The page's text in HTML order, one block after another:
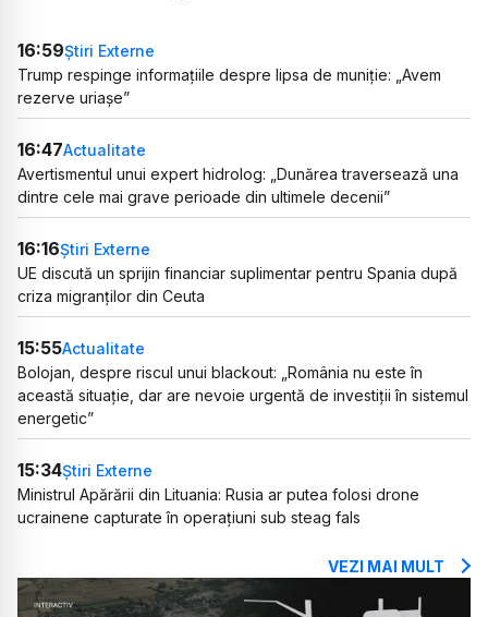
16:59Știri Externe
Trump respinge informațiile despre lipsa de muniție: „Avem
rezerve uriașe”
16:47Actualitate
Avertismentul unui expert hidrolog: „Dunărea traversează una
dintre cele mai grave perioade din ultimele decenii”
16:16Știri Externe
UE discută un sprijin financiar suplimentar pentru Spania după
criza migranților din Ceuta
15:55Actualitate
Bolojan, despre riscul unui blackout: „România nu este în
această situație, dar are nevoie urgentă de investiții în sistemul
energetic”
15:34Știri Externe
Ministrul Apărării din Lituania: Rusia ar putea folosi drone
ucrainene capturate în operațiuni sub steag fals
VEZI MAI MULT